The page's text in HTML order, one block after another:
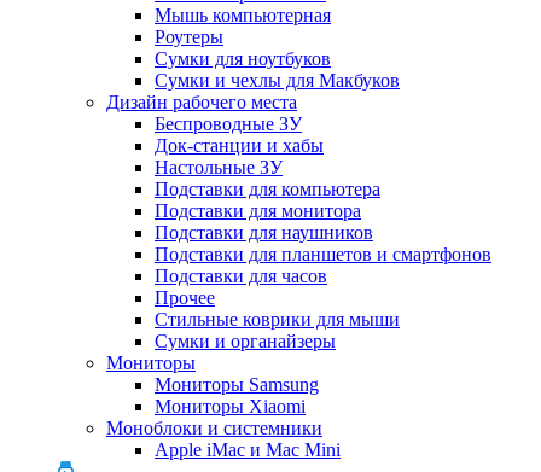
Мышь компьютерная
Роутеры
Сумки для ноутбуков
Сумки и чехлы для Макбуков
Дизайн рабочего места
Беспроводные ЗУ
Док-станции и хабы
Настольные ЗУ
Подставки для компьютера
Подставки для монитора
Подставки для наушников
Подставки для планшетов и смартфонов
Подставки для часов
Прочее
Стильные коврики для мыши
Сумки и органайзеры
Мониторы
Мониторы Samsung
Мониторы Xiaomi
Моноблоки и системники
Apple iMac и Mac Mini